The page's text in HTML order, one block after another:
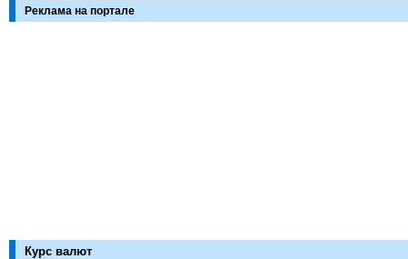
Реклама на портале
Курс валют